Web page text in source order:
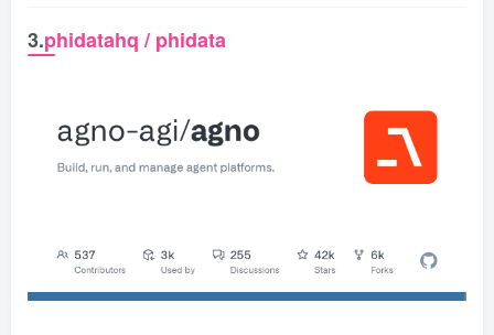
3.phidatahq / phidata